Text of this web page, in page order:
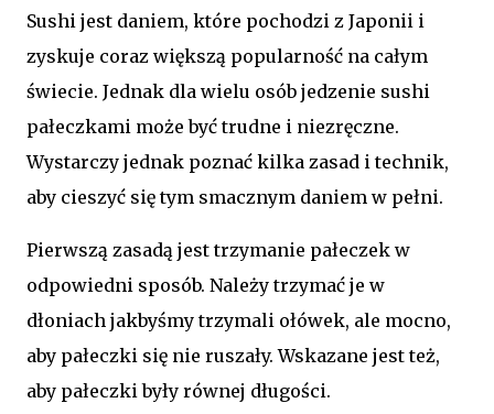
Sushi jest daniem, które pochodzi z Japonii i
zyskuje coraz większą popularność na całym
świecie. Jednak dla wielu osób jedzenie sushi
pałeczkami może być trudne i niezręczne.
Wystarczy jednak poznać kilka zasad i technik,
aby cieszyć się tym smacznym daniem w pełni.
Pierwszą zasadą jest trzymanie pałeczek w
odpowiedni sposób. Należy trzymać je w
dłoniach jakbyśmy trzymali ołówek, ale mocno,
aby pałeczki się nie ruszały. Wskazane jest też,
aby pałeczki były równej długości.